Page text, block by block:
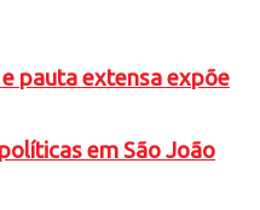
pauta extensa expõe
em São João